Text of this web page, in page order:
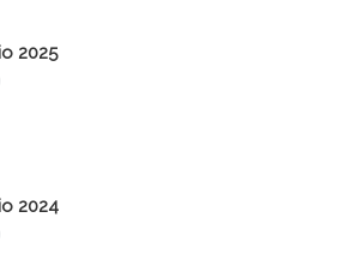
2025
2024